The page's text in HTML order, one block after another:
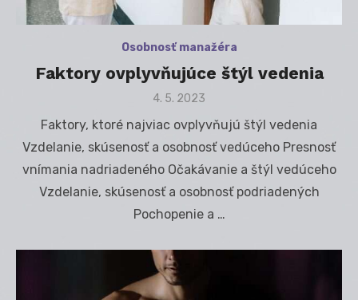
Osobnosť manažéra
Faktory ovplyvňujúce štýl vedenia
Posted
4. 5. 2023
Faktory, ktoré najviac ovplyvňujú štýl vedenia
Vzdelanie, skúsenosť a osobnosť vedúceho Presnosť
vnímania nadriadeného Očakávanie a štýl vedúceho
Vzdelanie, skúsenosť a osobnosť podriadených
Pochopenie a …